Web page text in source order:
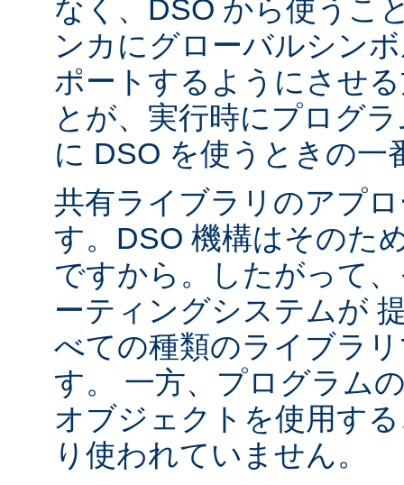
なく、DSO から使うこ
ンカにグローバルシン
ポートするようにさせ
とが、実行時にプログ
に DSO を使うときの一
共有ライブラリのアプ
す。DSO 機構はそのた
ですから。したがって
ーティングシステムが
べての種類のライブラ
す。 一方、プログラム
オブジェクトを使用す
り使われていません。